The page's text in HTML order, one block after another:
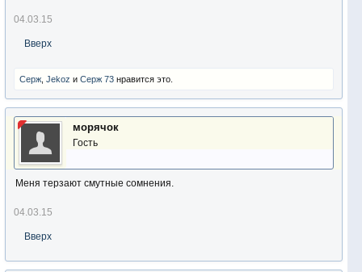
04.03.15
Вверх
Серж Jekoz и Серж 73 нравится это.
морячoк
Гость
Меня терзают смутные сомнения.
04.03.15
Вверх